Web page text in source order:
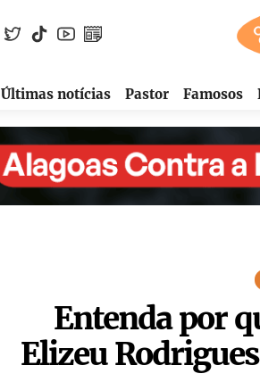
Últimas notícias Pastor Famosos
Entenda por
Elizeu